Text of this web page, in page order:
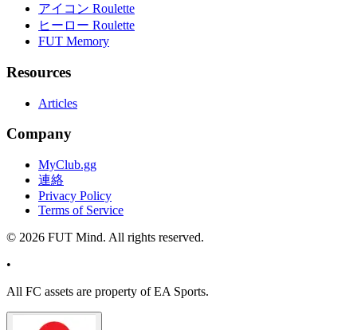
アイコン Roulette
ヒーロー Roulette
FUT Memory
Resources
Articles
Company
MyClub.gg
連絡
Privacy Policy
Terms of Service
© 2026 FUT Mind. All rights reserved.
•
All FC assets are property of EA Sports.